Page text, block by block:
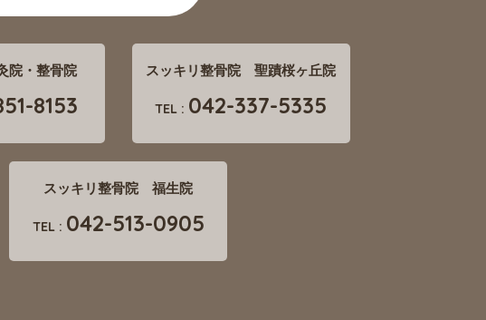
院・整骨院
8153
スッキリ整骨院 聖蹟桜ヶ丘院
TEL : 042-337-5335
スッキリ整骨院 福生院
TEL : 042-513-0905